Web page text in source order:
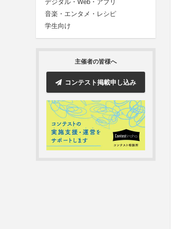
デジタル・Web・アプリ
音楽・エンタメ・レシピ
学生向け
主催者の皆様へ
コンテスト掲載申し込み